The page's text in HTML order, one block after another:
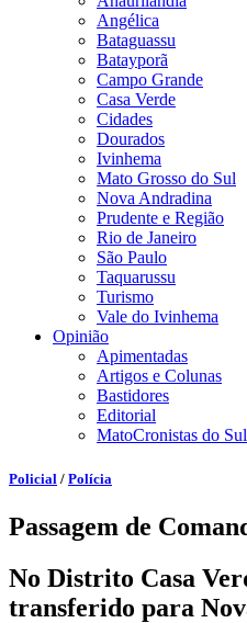
Angélica
Bataguassu
Batayporã
Campo Grande
Casa Verde
Cidades
Dourados
Ivinhema
Mato Grosso do Sul
Nova Andradina
Prudente e Região
Rio de Janeiro
São Paulo
Taquarussu
Turismo
Vale do Ivinhema
Opinião
Apimentadas
Artigos e Colunas
Bastidores
Editorial
MatoCronistas do Sul
Policial / Polícia
Passagem de
No Distrito Casa
transferido para